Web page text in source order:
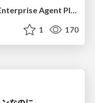
1 170